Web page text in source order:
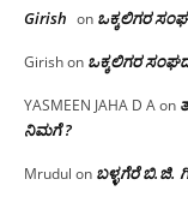
Girish on ಒಕ್ಕಲಿಗರ
Girishon ಒಕ್ಕಲಿಗರ
YASMEEN JAHA D Aon
ನಿಮಗೆ ?
Mrudul on ಬಳ್ಳಗೆರೆ ಬಿ.ಜಿ.